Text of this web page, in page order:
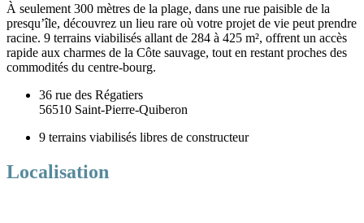
À seulement 300 mètres de la plage, dans une rue paisible de la
presqu’île, découvrez un lieu rare où votre projet de vie peut prendre
racine. 9 terrains viabilisés allant de 284 à 425 m², offrent un accès
rapide aux charmes de la Côte sauvage, tout en restant proches des
commodités du centre-bourg.
36 rue des Régatiers
56510 Saint-Pierre-Quiberon
9 terrains viabilisés libres de constructeur
Localisation